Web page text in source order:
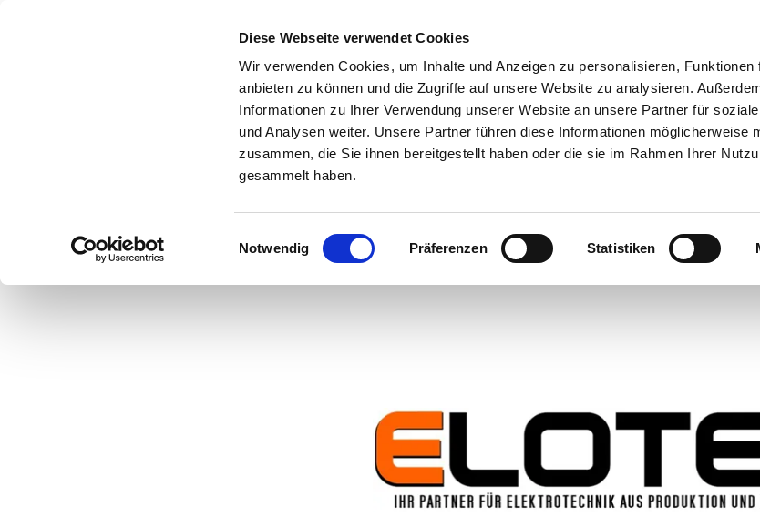
Diese Webseite verwendet Cookies
Wir verwenden Cookies, um Inhalte und Anzeigen zu personalisieren, Funktionen
anbieten zu können und die Zugriffe auf unsere Website zu analysieren.
Informationen zu Ihrer Verwendung unserer Website an unsere Partner für
und Analysen weiter. Unsere Partner führen diese Informationen möglicherweise
zusammen, die Sie ihnen bereitgestellt haben oder die sie im Rahmen Ihrer
gesammelt haben.
Einwilligungsauswahl
Notwendig Präferenzen Statistiken
Shop
Über uns Leistungen Reparaturservice Produktkatalog Referenzen
Hier geht es zu unserenAGB, zum Widerrufsrecht, zum Impressum